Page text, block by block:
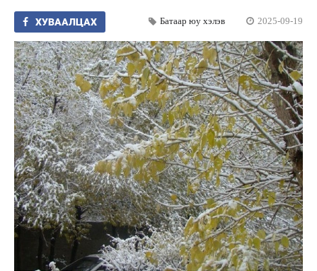
ХУВААЛЦАХ Батаар юу хэлэв 2025-09-19